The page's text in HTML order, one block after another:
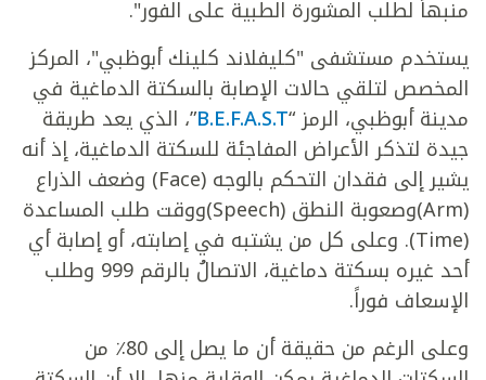
منبهاً لطلب المشورة الطبية على الفور".
يستخدم مستشفى "كليفلاند كلينك أبوظبي"، المركز
المخصص لتلقي حالات الإصابة بالسكتة الدماغية في
مدينة أبوظبي، الرمز “B.E.F.A.S.T”، الذي يعد طريقة
جيدة لتذكر الأعراض المفاجئة للسكتة الدماغية، إذ أنه
يشير إلى فقدان التحكم بالوجه (Face) وضعف الذراع
(Arm)وصعوبة النطق (Speech)ووقت طلب المساعدة
(Time). وعلى كل من يشتبه في إصابته، أو إصابة أي
أحد غيره بسكتة دماغية، الاتصالُ بالرقم 999 وطلب
الإسعاف فوراً.
وعلى الرغم من حقيقة أن ما يصل إلى 80٪ من